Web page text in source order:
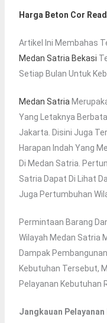
Harga Beton Cor
Artikel Ini Membahas
Medan Satria Bekasi
Setiap Bulan Untuk
Medan Satria
Yang Letaknya
Jakarta. Disini Juga
Harapan Indah Yang
Di Medan Satria.
Satria Dapat Di Lihat
Juga Pertumbuhan
Permintaan Barang
Wilayah Medan Satria
Dampak
Kebutuhan Tersebut,
Pelayanan Kebutuhan
Jangkauan